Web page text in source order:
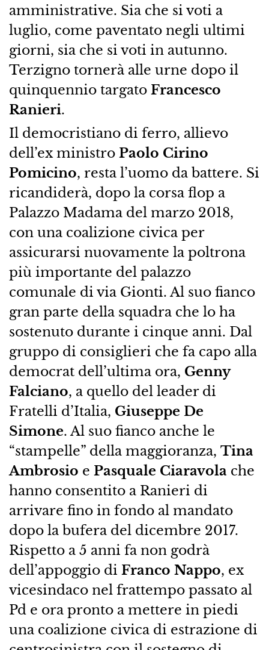
amministrative. Sia che si voti a
luglio, come paventato negli ultimi
giorni, sia che si voti in autunno.
Terzigno tornerà alle urne dopo il
quinquennio targato Francesco
Ranieri.
Il democristiano di ferro, allievo
dell’ex ministro Paolo Cirino
Pomicino, resta l’uomo da battere. Si
ricandiderà, dopo la corsa flop a
Palazzo Madama del marzo 2018,
con una coalizione civica per
assicurarsi nuovamente la poltrona
più importante del palazzo
comunale di via Gionti. Al suo fianco
gran parte della squadra che lo ha
sostenuto durante i cinque anni. Dal
gruppo di consiglieri che fa capo alla
democrat dell’ultima ora, Genny
Falciano, a quello del leader di
Fratelli d’Italia, Giuseppe De
Simone. Al suo fianco anche le
“stampelle” della maggioranza, Tina
Ambrosio e Pasquale Ciaravola che
hanno consentito a Ranieri di
arrivare fino in fondo al mandato
dopo la bufera del dicembre 2017.
Rispetto a 5 anni fa non godrà
dell’appoggio di Franco Nappo, ex
vicesindaco nel frattempo passato al
Pd e ora pronto a mettere in piedi
una coalizione civica di estrazione di